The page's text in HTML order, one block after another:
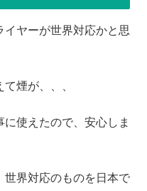
イヤーが世界対応かと思
煙が、、、
使えたので、安心しま
世界対応のものを日本で